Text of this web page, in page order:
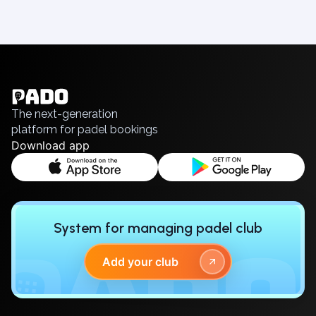
Polski
Русский
The next-generation
platform for padel bookings
Download app
System for managing padel club
Add your club